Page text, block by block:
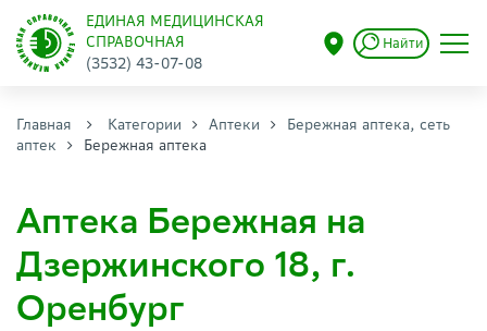
ЕДИНАЯ МЕДИЦИНСКАЯ
СПРАВОЧНАЯ
(3532) 43-07-08
Найти
Главная Категории Аптеки
Бережная аптека, сеть
аптек
Бережная аптека
Аптека Бережная на
Дзержинского 18, г.
Оренбург